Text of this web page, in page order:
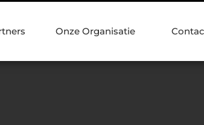
Onze Organisatie